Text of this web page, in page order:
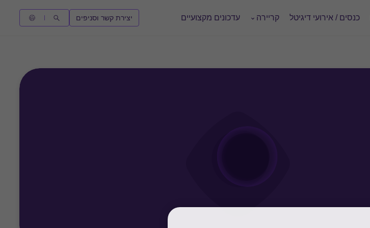
כנסים / אירועי דיגיטל קריירה עדכונים מקצועיים יצירת קשר וסניפים